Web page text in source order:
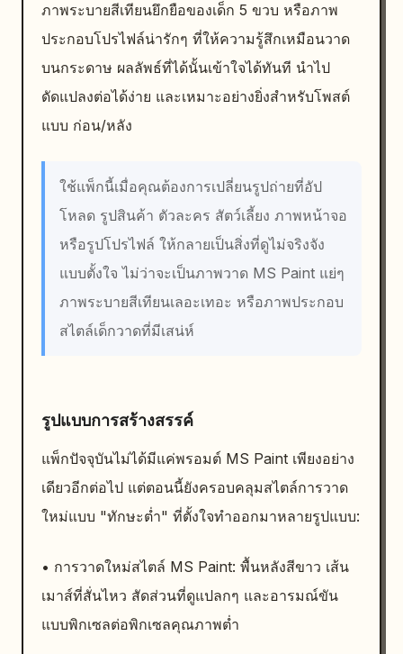
ภาพระบายสีเทียนยึกยือของเด็ก 5 ขวบ หรือภาพ
ประกอบโปรไฟล์น่ารักๆ ที่ให้ความรู้สึกเหมือนวาด
บนกระดาษ ผลลัพธ์ที่ได้นั้นเข้าใจได้ทันที นำไป
ดัดแปลงต่อได้ง่าย และเหมาะอย่างยิ่งสำหรับโพสต์
แบบ ก่อน/หลัง
ใช้แพ็กนี้เมื่อคุณต้องการเปลี่ยนรูปถ่ายที่อัป
โหลด รูปสินค้า ตัวละคร สัตว์เลี้ยง ภาพหน้าจอ
หรือรูปโปรไฟล์ ให้กลายเป็นสิ่งที่ดูไม่จริงจัง
แบบตั้งใจ ไม่ว่าจะเป็นภาพวาด MS Paint แย่ๆ
ภาพระบายสีเทียนเลอะเทอะ หรือภาพประกอบ
สไตล์เด็กวาดที่มีเสน่ห์
รูปแบบการสร้างสรรค์
แพ็กปัจจุบันไม่ได้มีแค่พรอมต์ MS Paint เพียงอย่าง
เดียวอีกต่อไป แต่ตอนนี้ยังครอบคลุมสไตล์การวาด
ใหม่แบบ "ทักษะต่ำ" ที่ตั้งใจทำออกมาหลายรูปแบบ:
• การวาดใหม่สไตล์ MS Paint: พื้นหลังสีขาว เส้น
เมาส์ที่สั่นไหว สัดส่วนที่ดูแปลกๆ และอารมณ์ขัน
แบบพิกเซลต่อพิกเซลคุณภาพต่ำ